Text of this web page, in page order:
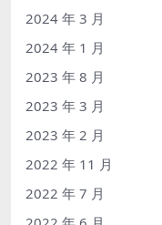
2024 年 3 月
2024 年 1 月
2023 年 8 月
2023 年 3 月
2023 年 2 月
2022 年 11 月
2022 年 7 月